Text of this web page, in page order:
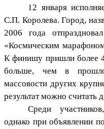
12 января
С.П. Королева. Город,
2006 года
«Космическим
К финишу пришли более
больше, чем в
массовости других
результат можно считать
Среди
однако при объявлении